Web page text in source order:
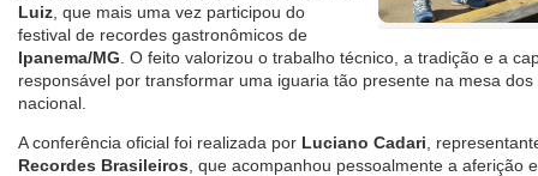
Luiz , que mais uma vez participou do
festival de recordes gastronômicos de
Ipanema/MG . O feito valorizou o trabalho técnico, a tradição e a
responsável por transformar uma iguaria tão presente na mesa
nacional.
A conferência oficial foi realizada por Luciano Cadari ,
Recordes Brasileiros , que acompanhou pessoalmente a aferição